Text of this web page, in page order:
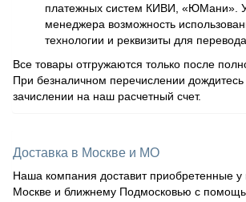
платежных систем КИВИ, «ЮМани».
менеджера возможность
технологии и реквизиты для перевода.
Все товары отгружаются только после
При безналичном перечислении
зачислении на наш расчетный счет.
Доставка в Москве и МО
Наша компания доставит приобретенные у
Москве и ближнему Подмосковью с